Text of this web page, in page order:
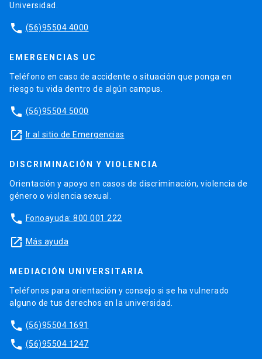
Universidad.
phone (56)95504 4000
EMERGENCIAS UC
Teléfono en caso de accidente o situación que ponga en
riesgo tu vida dentro de algún campus.
phone (56)95504 5000
launch Ir al sitio de Emergencias
DISCRIMINACIÓN Y VIOLENCIA
Orientación y apoyo en casos de discriminación, violencia de
género o violencia sexual.
phone Fonoayuda: 800 001 222
launch Más ayuda
MEDIACIÓN UNIVERSITARIA
Teléfonos para orientación y consejo si se ha vulnerado
alguno de tus derechos en la universidad.
phone (56)95504 1691
phone (56)95504 1247